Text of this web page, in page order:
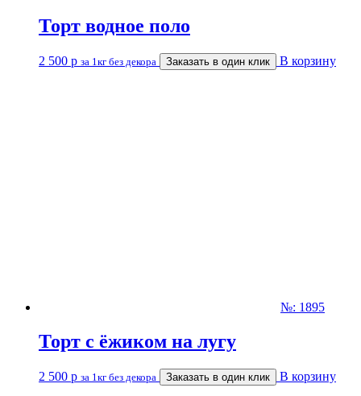
Торт водное поло
2 500 р за 1кг без декора Заказать в один клик В корзину
№: 1895
Торт с ёжиком на лугу
2 500 р за 1кг без декора Заказать в один клик В корзину